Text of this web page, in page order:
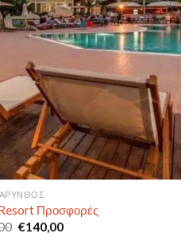
Προσφορές
Original
€140,00Η